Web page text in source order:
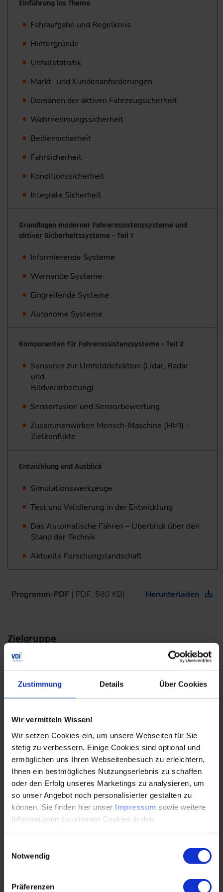
Zustimmung Details Über Cookies
Wir vermitteln Wissen!
Wir setzen Cookies ein, um unsere Webseiten für Sie
stetig zu verbessern. Einige Cookies sind optional und
ermöglichen uns Ihren Webseitenbesuch zu erleichtern,
Ihnen ein bestmögliches Nutzungserlebnis zu schaffen
oder den Erfolg unseres Marketings zu analysieren, um
so unser Angebot noch personalisierter gestalten zu
können. Sie finden hier unser Impressum sowie weitere
Informationen zu unseren Cookies in den
Notwendig
Präferenzen
Einführung ins Thema
Fahraufgabe und Regelkreis
Hintergründe
Unfallstatistik
Markt- und Kundenanforderungen
Domänen der aktiven Fahrzeugsicherheit
Wahrnehmungssicherheit
Bediensicherheit
Fahrsicherheit
Konditionssicherheit
Integrale Sicherheit
Grundlagen moderner Fahrerassistenzsysteme und
aktiver Sicherheitssysteme – Teil 1
Informierende Systeme
Warnende Systeme
Eingreifende Systeme
Autonome Systeme
Komponenten für Fahrerassistenzsysteme – Teil 2
Sensoren zur Umfelddetektion (Lidar, Radar
und
Bildverarbeitung)
Sensorfusion und Sensorbewertung
Zusammenwirken Mensch-Maschine (HMI) -
Zielkonflikte
Entwicklung und Ausblick
Simulationswerkzeuge
Test und Validierung in der Entwicklung
Das Automatische Fahren – Überblick über den
Stand der Technik
Aktuelle Forschungslandschaft
Programm-PDF ( PDF, 580 KB) Herunterladen
Zielgruppe
Das Seminar "Fahrerassistenzsysteme und aktive
Sicherheitssysteme im Fahrzeug" richtet sich an
Forschung & Entwicklung
Konstruktion
Systementwicklung
Test
Labor & Versuch
Projektmanagement
in den Bereichen: Sensorik, Elektronik, Bordnetze,
Fahrzeug- und Fahrsicherheit sowie Quereinsteiger in das
Thema